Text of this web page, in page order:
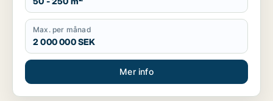
Max. per månad
2 000 000 SEK
Mer info